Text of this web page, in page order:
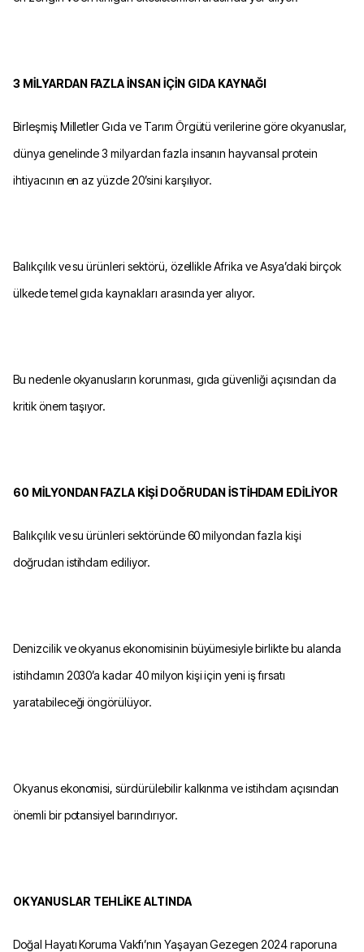
3 MİLYARDAN FAZLA İNSAN İÇİN GIDA KAYNAĞI
Birleşmiş Milletler Gıda ve Tarım Örgütü verilerine göre okyanuslar,
dünya genelinde 3 milyardan fazla insanın hayvansal protein
ihtiyacının en az yüzde 20’sini karşılıyor.
Balıkçılık ve su ürünleri sektörü, özellikle Afrika ve Asya’daki birçok
ülkede temel gıda kaynakları arasında yer alıyor.
Bu nedenle okyanusların korunması, gıda güvenliği açısından da
kritik önem taşıyor.
60 MİLYONDAN FAZLA KİŞİ DOĞRUDAN İSTİHDAM EDİLİYOR
Balıkçılık ve su ürünleri sektöründe 60 milyondan fazla kişi
doğrudan istihdam ediliyor.
Denizcilik ve okyanus ekonomisinin büyümesiyle birlikte bu alanda
istihdamın 2030’a kadar 40 milyon kişi için yeni iş fırsatı
yaratabileceği öngörülüyor.
Okyanus ekonomisi, sürdürülebilir kalkınma ve istihdam açısından
önemli bir potansiyel barındırıyor.
OKYANUSLAR TEHLİKE ALTINDA
Doğal Hayatı Koruma Vakfı’nın Yaşayan Gezegen 2024 raporuna